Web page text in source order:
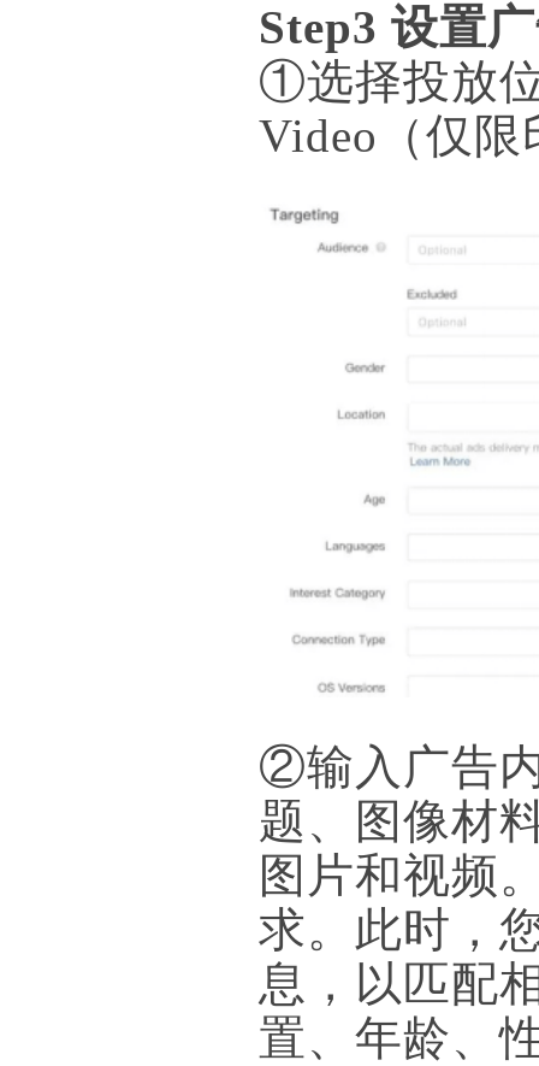
Step3 设置
①选择投放
Video（仅限
②输入广告
题、图像材
图片和视频
求。此时，
息，以匹配
置、年龄、